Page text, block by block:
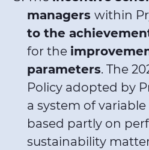
managers within
to the
for the
parameters. The
Policy adopted by
a system of
based partly on
sustainability